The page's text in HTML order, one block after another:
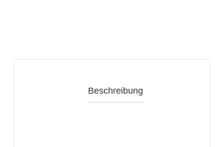
Beschreibung